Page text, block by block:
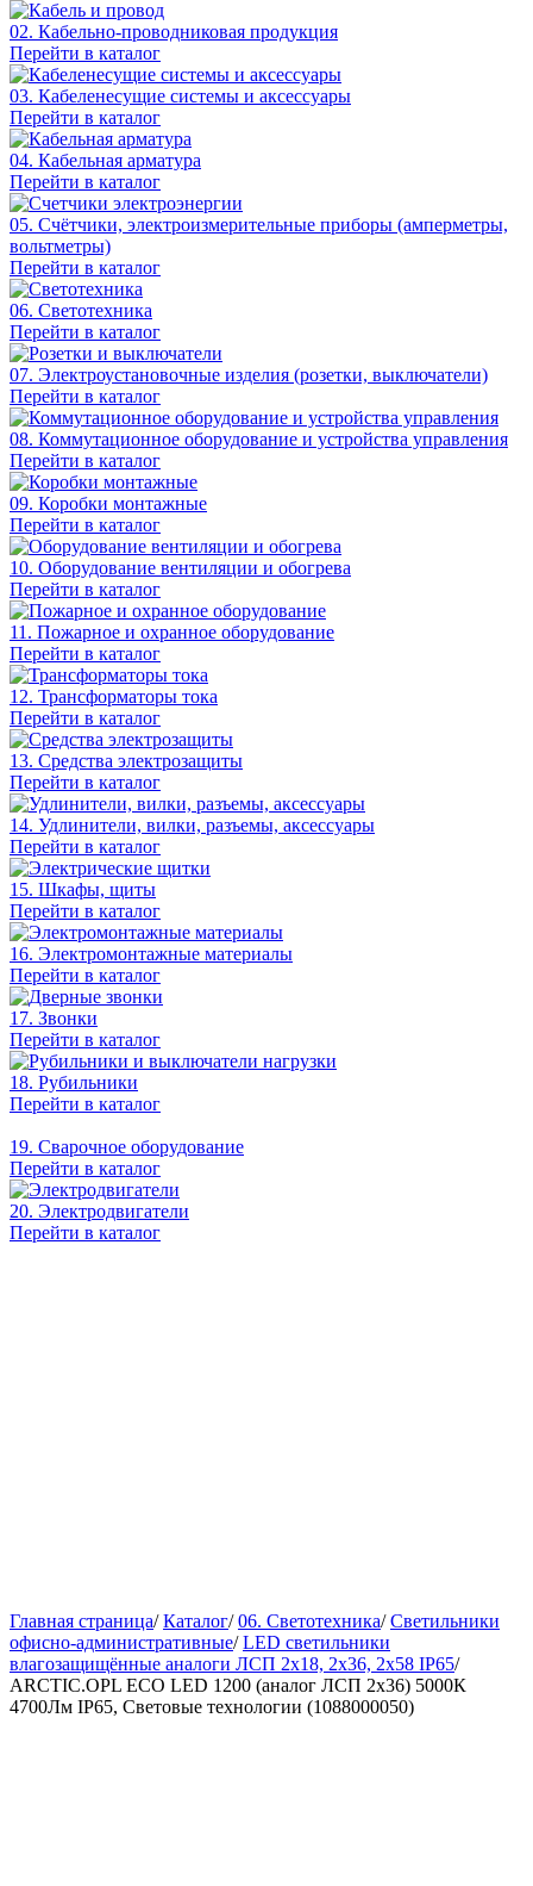
02. Кабельно-проводниковая продукция
Перейти в каталог
03. Кабеленесущие системы и аксессуары
Перейти в каталог
04. Кабельная арматура
Перейти в каталог
05. Счётчики, электроизмерительные приборы (амперметры,
вольтметры)
Перейти в каталог
06. Светотехника
Перейти в каталог
07. Электроустановочные изделия (розетки, выключатели)
Перейти в каталог
08. Коммутационное оборудование и устройства управления
Перейти в каталог
09. Коробки монтажные
Перейти в каталог
10. Оборудование вентиляции и обогрева
Перейти в каталог
11. Пожарное и охранное оборудование
Перейти в каталог
12. Трансформаторы тока
Перейти в каталог
13. Средства электрозащиты
Перейти в каталог
14. Удлинители, вилки, разъемы, аксессуары
Перейти в каталог
15. Шкафы, щиты
Перейти в каталог
16. Электромонтажные материалы
Перейти в каталог
17. Звонки
Перейти в каталог
18. Рубильники
Перейти в каталог
19. Сварочное оборудование
Перейти в каталог
20. Электродвигатели
Перейти в каталог
Главная страница/ Каталог/ 06. Светотехника/ Светильники
офисно-административные/ LED светильники
влагозащищённые аналоги ЛСП 2х18, 2х36, 2х58 IP65/
ARCTIC.OPL ECO LED 1200 (аналог ЛСП 2х36) 5000К
4700Лм IP65, Световые технологии (1088000050)